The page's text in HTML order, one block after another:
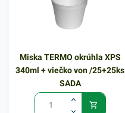
Miska TERMO okrúhla XPS
340ml + viečko von /25+25ks
SADA